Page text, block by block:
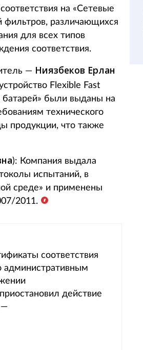
на «Сетевые
различающихся
для всех типов
соответствия.
— Ниязбеков Ерлан
Flexible Fast
батарей» были выданы на
технического
продукции, что также
): Компания выдала
испытаний, в
среде» и применены
2011.
соответствия
административным
действие
—